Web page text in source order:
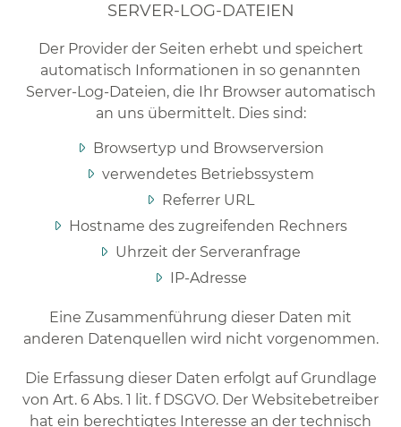
SERVER-LOG-DATEIEN
Der Provider der Seiten erhebt und speichert
automatisch Informationen in so genannten
Server-Log-Dateien, die Ihr Browser automatisch
an uns übermittelt. Dies sind:
Browsertyp und Browserversion
verwendetes Betriebssystem
Referrer URL
Hostname des zugreifenden Rechners
Uhrzeit der Serveranfrage
IP-Adresse
Eine Zusammenführung dieser Daten mit
anderen Datenquellen wird nicht vorgenommen.
Die Erfassung dieser Daten erfolgt auf Grundlage
von Art. 6 Abs. 1 lit. f DSGVO. Der Websitebetreiber
hat ein berechtigtes Interesse an der technisch